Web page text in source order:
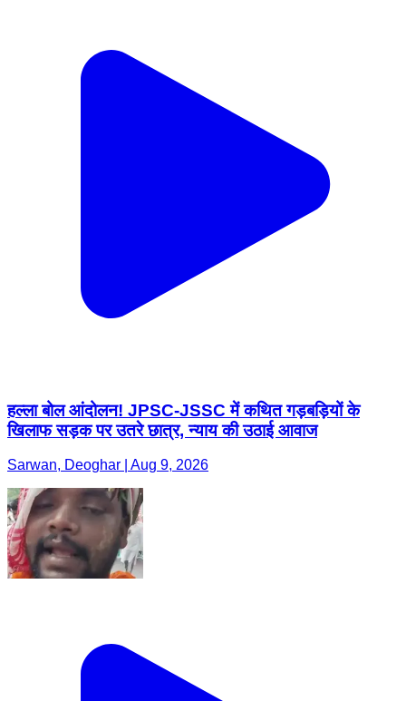
हल्ला बोल आंदोलन! JPSC-JSSC में कथित गड़बड़ियों के
खिलाफ सड़क पर उतरे छात्र, न्याय की उठाई आवाज
Sarwan, Deoghar | Aug 9, 2026